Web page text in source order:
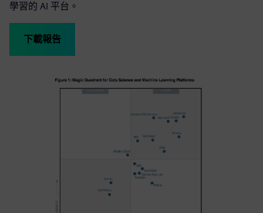
學習的 AI 平台。
下載報告